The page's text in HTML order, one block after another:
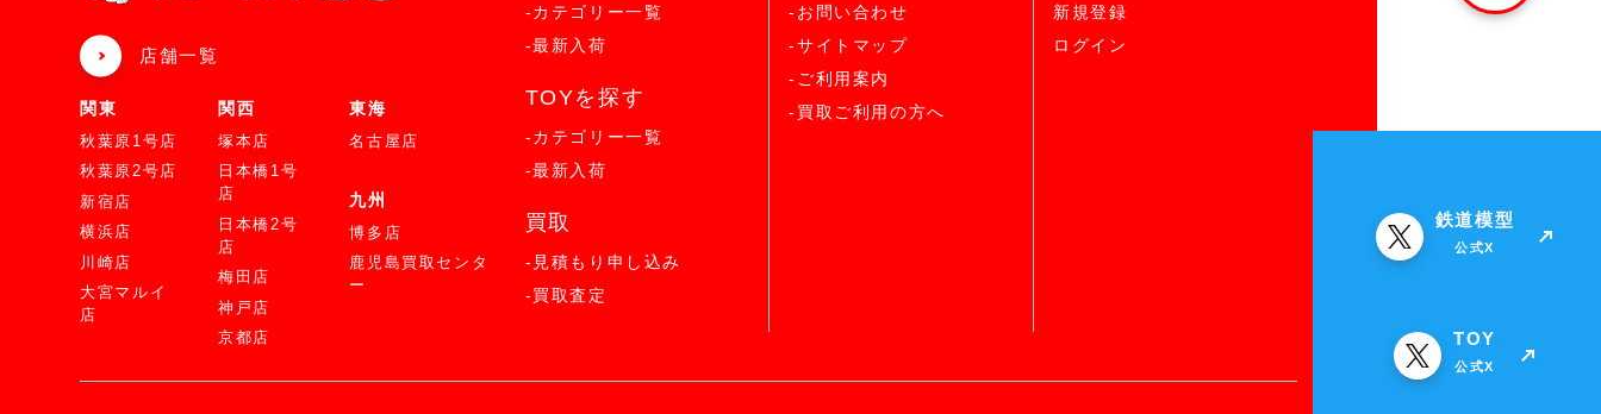
店舗一覧
関東
秋葉原1号店
秋葉原2号店
新宿店
横浜店
川崎店
大宮マルイ
店
関西
塚本店
日本橋1号
店
日本橋2号
店
梅田店
神戸店
京都店
東海
名古屋店
九州
博多店
鹿児島買取センタ
ー
-カテゴリー一覧
-最新入荷
TOYを探す
-カテゴリー一覧
-最新入荷
買取
-見積もり申し込み
-買取査定
-お問い合わせ
-サイトマップ
-ご利用案内
-買取ご利用の方へ
新規登録
ログイン
鉄道模型
公式X
TOY
公式X